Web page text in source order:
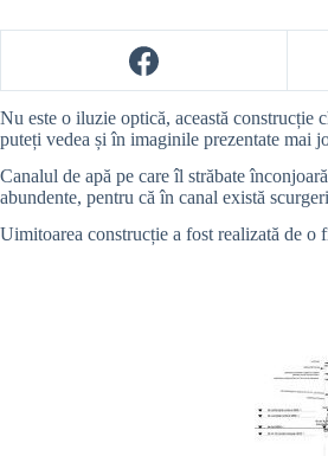
Nu este o iluzie optică, această construcție
puteți vedea și în imaginile prezentate mai
Canalul de apă pe care îl străbate
abundente, pentru că în canal există
Uimitoarea construcție a fost realizată de